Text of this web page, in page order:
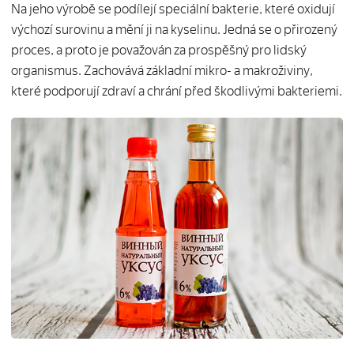
Na jeho výrobě se podílejí speciální bakterie, které oxidují
výchozí surovinu a mění ji na kyselinu. Jedná se o přirozený
proces, a proto je považován za prospěšný pro lidský
organismus. Zachovává základní mikro- a makroživiny,
které podporují zdraví a chrání před škodlivými bakteriemi.